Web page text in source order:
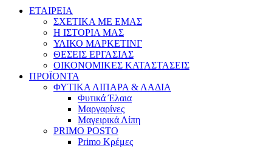
ΕΤΑΙΡΕΙΑ
ΣΧΕΤΙΚΑ ΜΕ ΕΜΑΣ
Η ΙΣΤΟΡΙΑ ΜΑΣ
ΥΛΙΚΟ ΜΑΡΚΕΤΙΝΓ
ΘΕΣΕΙΣ ΕΡΓΑΣΙΑΣ
ΟΙΚΟΝΟΜΙΚΕΣ ΚΑΤΑΣΤΑΣΕΙΣ
ΠΡΟΪΟΝΤΑ
ΦΥΤΙΚΑ ΛΙΠΑΡΑ & ΛΑΔΙΑ
Φυτικά Έλαια
Μαργαρίνες
Μαγειρικά Λίπη
PRIMO POSTO
Primo Κρέμες